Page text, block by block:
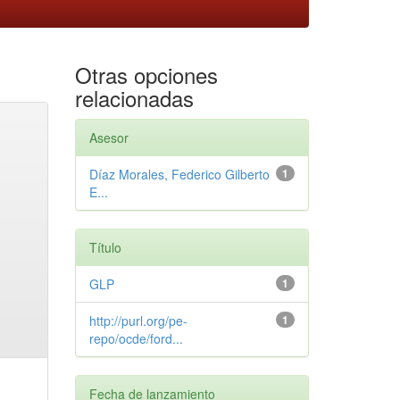
Otras opciones
relacionadas
Asesor
1
Díaz Morales, Federico Gilberto
E...
Título
1
GLP
1
http://purl.org/pe-
repo/ocde/ford...
Fecha de lanzamiento